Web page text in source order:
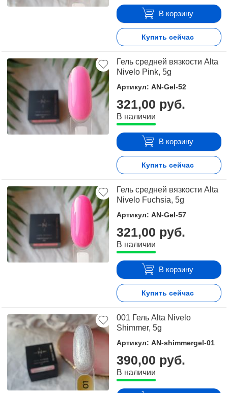
В корзину
Купить сейчас
Гель средней вязкости Alta
Nivelo Pink, 5g
Артикул: AN-Gel-52
321,00 руб.
В наличии
В корзину
Купить сейчас
Гель средней вязкости Alta
Nivelo Fuchsia, 5g
Артикул: AN-Gel-57
321,00 руб.
В наличии
В корзину
Купить сейчас
001 Гель Alta Nivelo
Shimmer, 5g
Артикул: AN-shimmergel-01
390,00 руб.
В наличии